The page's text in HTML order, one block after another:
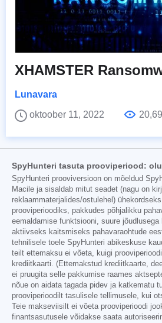
XHAMSTER
Lunavara
oktoober 11, 2022
SpyHunteri tasuta prooviperiood:
SpyHunteri prooviversioon on mõeldud
Macile ja sisaldab mitut seadet (nagu on
reklaammaterjalides/ostulehel)
prooviperioodiks, pakkudes põhjalikku
eemaldamise funktsiooni, suure
aktiivseks kaitsmiseks pahavaraohtude
tehnilisele toele SpyHunteri abikeskuse
teilt ettemaksu ei võeta, kuigi
krediitkaarti. (Ettemakstud krediitkaarte,
ei pruugita selle pakkumise raames
nõue on aidata tagada pidev ja katkematu
prooviperioodilt tasulisele tellimusele, kui
Teie makseviisilt ei võeta prooviperioodi
finantsasutusele võidakse saata